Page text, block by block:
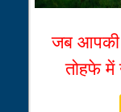
जब आपकी
तोहफे में